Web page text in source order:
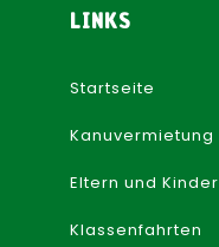
LINKS
Startseite
Kanuvermietung
Eltern und Kinder
Klassenfahrten